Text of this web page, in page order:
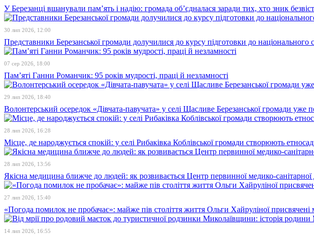
У Березанці вшанували пам’ять і надію: громада об’єдналася заради тих, хто зник
30 лип 2026, 12:00
Представники Березанської громади долучилися до курсу підготовки до
07 сер 2026, 18:00
Пам’яті Ганни Романчик: 95 років мудрості, праці й незламності
29 лип 2026, 18:40
Волонтерський осередок «Дівчата-павучата» у селі Щасливе Березанської громади
28 лип 2026, 16:28
Місце, де народжується спокій: у селі Рибаківка Коблівської громади створюють
28 лип 2026, 13:56
Якісна медицина ближче до людей: як розвивається Центр первинної медико-
27 лип 2026, 15:40
«Погода помилок не пробачає»: майже пів століття життя Ольги Хайруліної присвячені
14 лип 2026, 16:55